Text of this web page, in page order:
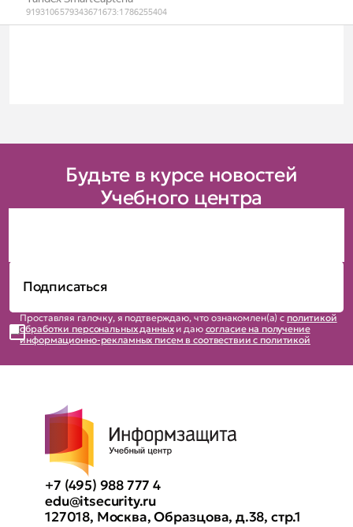
Будьте в курсе новостей
Учебного центра
Проставляя галочку, я подтверждаю, что ознакомлен(а) с политикой
обработки персональных данныхи даю согласие на получение
информационно-рекламных писем в соотвествии с политикой
+7 (495) 988 777 4
edu@itsecurity.ru
127018, Москва, Образцова, д.38, стр.1